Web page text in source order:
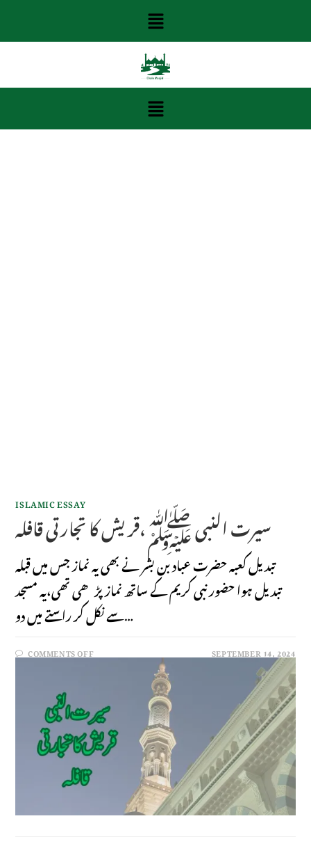
ISLAMIC ESSAY
سیرت النبی ﷺ،قریش کا تجارتی قافلہ
تبدیل کعبہ حضرت عباد بن بشر نے بھی یہ نماز جس میں قبلہ
تبدیل ہوا حضور نبی کریم کے ساتھ نماز پڑھی تھی،یہ مسجد
سے نکل کر راستے میں دو…
COMMENTS OFF SEPTEMBER 14, 2024